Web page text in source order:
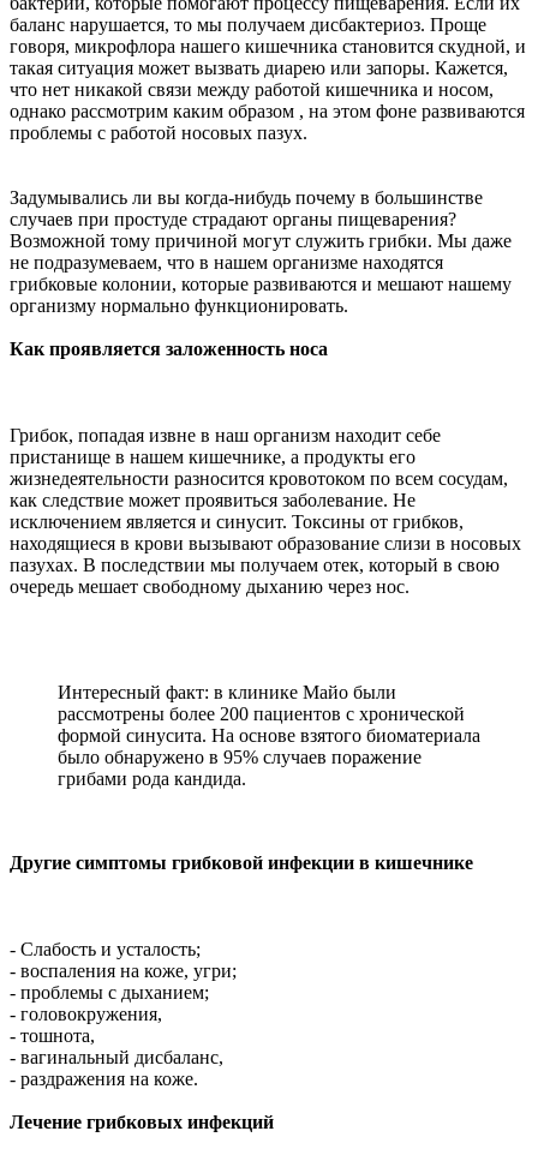
баланс нарушается, то мы получаем дисбактериоз. Проще
говоря, микрофлора нашего кишечника становится скудной, и
такая ситуация может вызвать диарею или запоры. Кажется,
что нет никакой связи между работой кишечника и носом,
однако рассмотрим каким образом , на этом фоне развиваются
проблемы с работой носовых пазух.
Задумывались ли вы когда-нибудь почему в большинстве
случаев при простуде страдают органы пищеварения?
Возможной тому причиной могут служить грибки. Мы даже
не подразумеваем, что в нашем организме находятся
грибковые колонии, которые развиваются и мешают нашему
организму нормально функционировать.
Как проявляется заложенность носа
Грибок, попадая извне в наш организм находит себе
пристанище в нашем кишечнике, а продукты его
жизнедеятельности разносится кровотоком по всем сосудам,
как следствие может проявиться заболевание. Не
исключением является и синусит. Токсины от грибков,
находящиеся в крови вызывают образование слизи в носовых
пазухах. В последствии мы получаем отек, который в свою
очередь мешает свободному дыханию через нос.
Интересный факт: в клинике Майо были
рассмотрены более 200 пациентов с хронической
формой синусита. На основе взятого биоматериала
было обнаружено в 95% случаев поражение
грибами рода кандида.
Другие симптомы грибковой инфекции в кишечнике
- Слабость и усталость;
- воспаления на коже, угри;
- проблемы с дыханием;
- головокружения,
- тошнота,
- вагинальный дисбаланс,
- раздражения на коже.
Лечение грибковых инфекций